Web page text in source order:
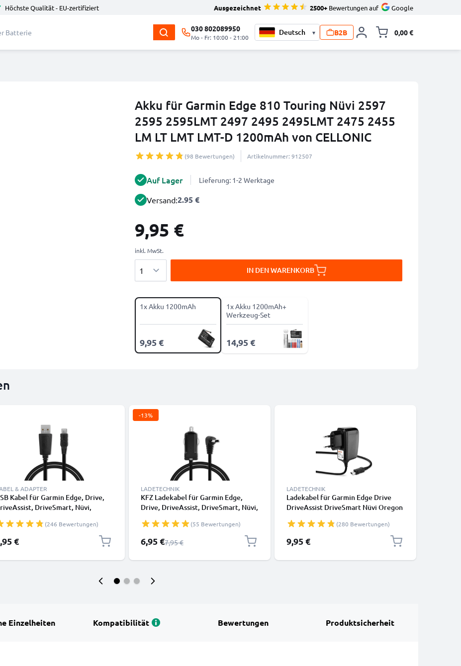
Höchste Qualität - EU-zertifiziert Ausgezeichnet 2500+ Bewertungen auf Google
030 802089950
Mo - Fr: 10:00 - 21:00
▾ B2B 0,00 €
Akku für Garmin Edge 810 Touring Nüvi 2597
2595 2595LMT 2497 2495 2495LMT 2475 2455
LM LT LMT LMT-D 1200mAh von CELLONIC
(98 Bewertungen) Artikelnummer: 912507
Auf Lager Lieferung: 1-2 Werktage
Versand:2.95 €
9,95 €
inkl. MwSt.
IN DEN WARENKORB
1x Akku 1200mAh
9,95 €
1x Akku 1200mAh+
Werkzeug-Set
14,95 €
& ADAPTER
Kabel für Garmin Edge, Drive,
DriveSmart, Nüvi,
1A PVC Datenkabel schwarz
(246 Bewertungen)
€
-13%
LADETECHNIK
KFZ Ladekabel für Garmin Edge,
Drive, DriveAssist, DriveSmart, Nüvi,
1A Auto Ladegerät 90°
abgewinkelter Stecker
(55 Bewertungen)
Sonderpreis
6,95 €Regulärer Preis
7,95 €
LADETECHNIK
Ladekabel für Garmin Edge Drive
DriveAssist DriveSmart Nüvi Oregon
USB Ladegerät , 1A / 1000mA
Ladekabel 1.1m - Netzteil, Steckdose
(280 Bewertungen)
9,95 €
Einzelheiten Kompatibilität Bewertungen Produktsicherheit